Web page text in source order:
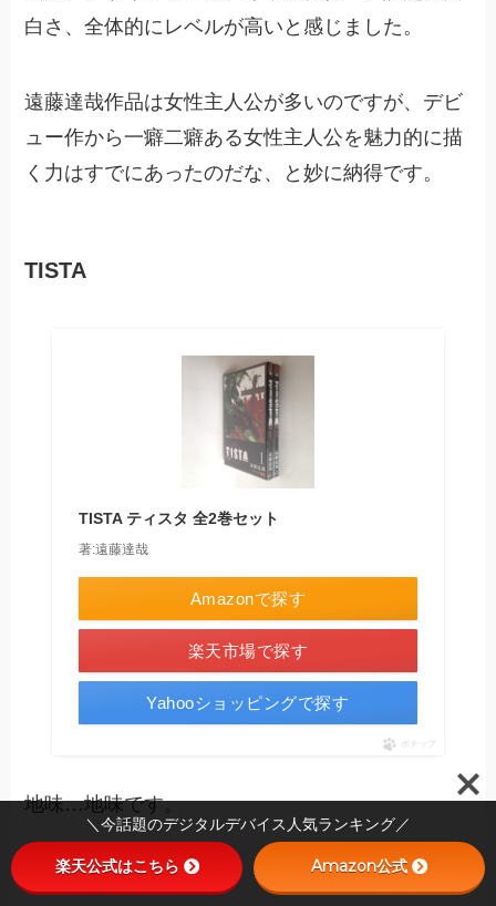
白さ、全体的にレベルが高いと感じました。
遠藤達哉作品は女性主人公が多いのですが、デビ
ュー作から一癖二癖ある女性主人公を魅力的に描
く力はすでにあったのだな、と妙に納得です。
TISTA
TISTA ティスタ 全2巻セット
著:遠藤達哉
Amazonで探す
楽天市場で探す
Yahooショッピングで探す
ポチップ
地味…地味です。
地味で陰鬱。
＼今話題のデジタルデバイス人気ランキング／
楽天公式はこちら Amazon公式